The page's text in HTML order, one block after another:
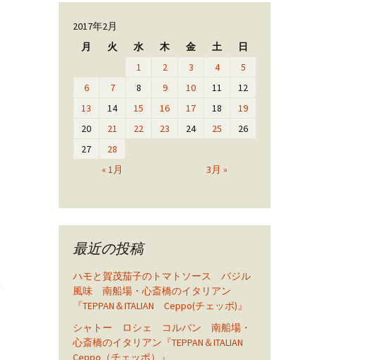
2017年2月
月
火 水 木 金 土 日
« 1月 3月 »
1 2 3 4
5
6
7 8 9 10 11
12
13
14 15 16 17 18
19
20
21 22 23 24 25
26
27
28
最近の投稿
ハモと賀茂茄子のトマトソース バジル
風味 南船場・心斎橋のイタリアン
『TEPPAN＆ITALIAN Ceppo(チェッポ)』
シャトー ロシェ コルバン 南船場・
心斎橋のイタリアン『TEPPAN＆ITALIAN
Ceppo（チェッポ）』